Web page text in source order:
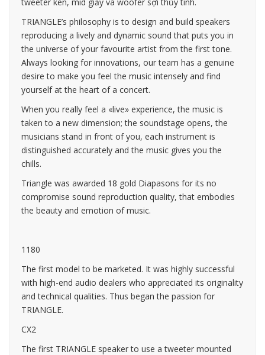
TRIANGLE’s philosophy is to design and build speakers
reproducing a lively and dynamic sound that puts you in
the universe of your favourite artist from the first tone.
Always looking for innovations, our team has a genuine
desire to make you feel the music intensely and find
yourself at the heart of a concert.
When you really feel a «live» experience, the music is
taken to a new dimension; the soundstage opens, the
musicians stand in front of you, each instrument is
distinguished accurately and the music gives you the
chills.
Triangle was awarded 18 gold Diapasons for its no
compromise sound reproduction quality, that embodies
the beauty and emotion of music.
1180
The first model to be marketed. It was highly successful
with high-end audio dealers who appreciated its originality
and technical qualities. Thus began the passion for
TRIANGLE.
CX2
The first TRIANGLE speaker to use a tweeter mounted